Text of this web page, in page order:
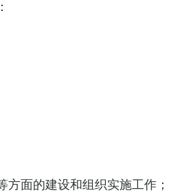
方面的建设和组织实施工作；